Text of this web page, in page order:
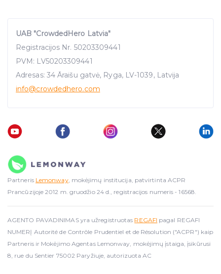
UAB "CrowdedHero Latvia"
Registracijos Nr. 50203309441
PVM: LV50203309441
Adresas: 34 Āraišu gatvė, Ryga, LV-1039, Latvija
info@crowdedhero.com
Partneris Lemonway, mokėjimų institucija, patvirtinta ACPR
Prancūzijoje 2012 m. gruodžio 24 d., registracijos numeris - 16568.
AGENTO PAVADINIMAS yra užregistruotas REGAFI pagal REGAFI
NUMERĮ Autorité de Contrôle Prudentiel et de Résolution ("ACPR") kaip
Partneris ir Mokėjimo Agentas Lemonway, mokėjimų įstaiga, įsikūrusi
8, rue du Sentier 75002 Paryžiuje, autorizuota AC